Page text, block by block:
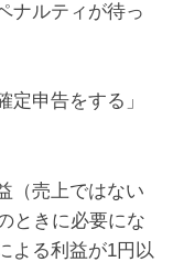
ナルティが待っ
申告をする」
（売上ではない
ときに必要にな
よる利益が1円以